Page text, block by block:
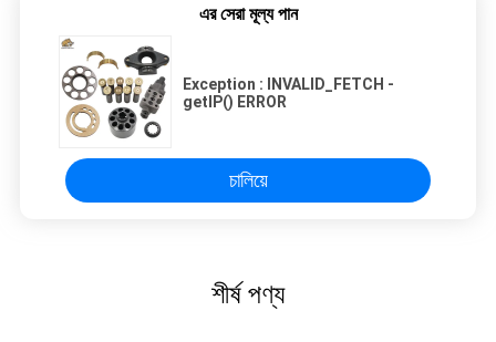
এর সেরা মূল্য পান
Exception : INVALID_FETCH -
getIP() ERROR
চালিয়ে
শীর্ষ পণ্য